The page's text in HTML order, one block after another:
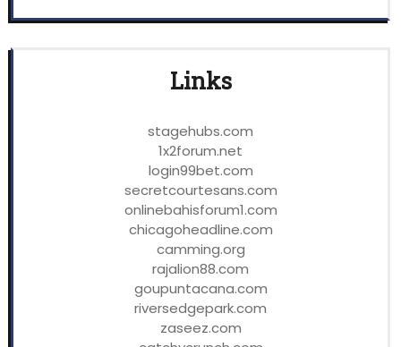
Links
stagehubs.com
1x2forum.net
login99bet.com
secretcourtesans.com
onlinebahisforum1.com
chicagoheadline.com
camming.org
rajalion88.com
goupuntacana.com
riversedgepark.com
zaseez.com